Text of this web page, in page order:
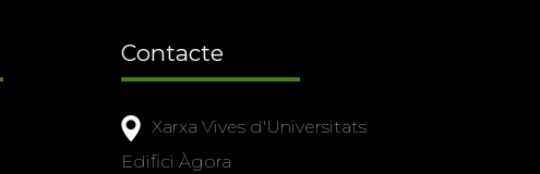
Contacte
Xarxa Vives d'Universitats
Edifici Àgora